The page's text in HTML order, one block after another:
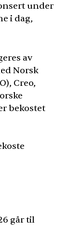
under
i dag,
av
Norsk
), Creo,
bekostet
går til